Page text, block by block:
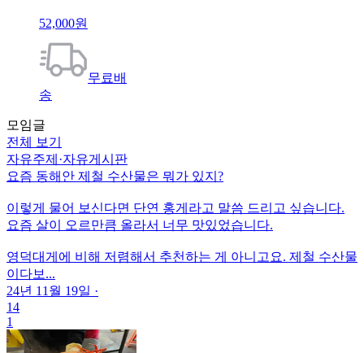
52,000원
무료배
송
모임글
전체 보기
자유주제 ·자유게시판
요즘 동해안 제철 수산물은 뭐가 있지?
이렇게 물어 보신다면 단연 홍게라고 말씀 드리고 싶습니다.
요즘 살이 오르만큼 올라서 너무 맛있었습니다.
영덕대게에 비해 저렴해서 추천하는 게 아니고요. 제철 수산물
이다보...
24년 11월 19일 ·
14
1